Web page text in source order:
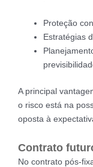
Proteção
Estratégias
A principal
o risco está na
oposta à
Contrato
No contrato pós-